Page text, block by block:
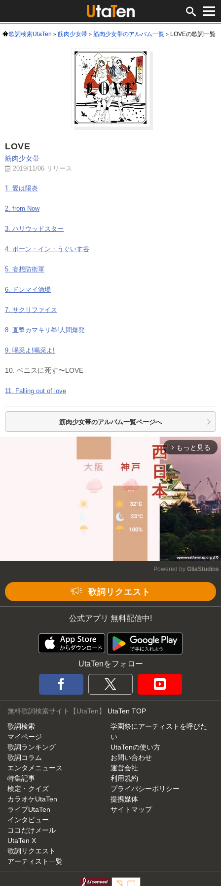
歌詞検索UtaTen 筋肉少女帯 筋肉少女帯のアルバム一覧 LOVEの歌詞一覧
LOVE
筋肉少女帯
2019/11/06 リリース
1. 愛は陽炎
2. from Now
3. ハリウッドスター
4. ボーン・イン・うぐいす谷
5. 妄想防衛軍
6. ドンマイ酒場
7. サクリファイス
8. 直撃カマキリ拳!人間爆発
9. 喝采よ!喝采よ!
10. ベニスに死す〜LOVE
11. Falling out of love
筋肉少女帯のアルバム一覧ページへ
arrow_forward_ios もっと見る
Powered by GliaStudios
歌詞リクエスト
公式アプリ 無料配信中!
UtaTenをフォロー
無料歌詞検索サイト【UtaTen】 UtaTen TOP
歌詞検索
マイページ
歌詞ランキング
歌詞コラム
エンタメニュース
特集記事
検定・クイズ
カラオケUtaTen
ライブUtaTen
インタビュー
ココだけメール
UtaTen X
歌詞リクエスト
アーティスト一覧
学園祭にアーティストを呼びた
い
UtaTenの使い方
お問い合わせ
運営会社
利用規約
プライバシーポリシー
提携媒体
サイトマップ